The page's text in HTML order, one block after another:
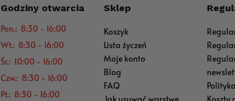
Godziny otwarcia
Pon.: 8:30 - 16:00
Wt.: 8:30 - 16:00
Śr.: 10:00 - 16:00
Czw.: 8:30 - 16:00
Pt.: 8:30 - 16:00
Sklep
Koszyk
Lista życzeń
Moje konto
Blog
FAQ